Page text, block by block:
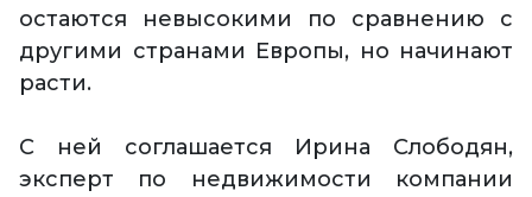
остаются невысокими по сравнению с
другими странами Европы, но начинают
расти.
С ней соглашается Ирина Слободян,
эксперт по недвижимости компании